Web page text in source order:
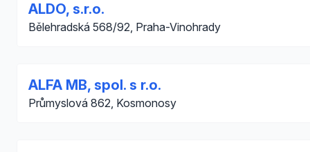
ALDO, s.r.o.
Bělehradská 568/92, Praha-Vinohrady
ALFA MB, spol. s r.o.
Průmyslová 862, Kosmonosy